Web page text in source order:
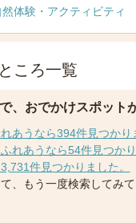
然体験・アクティビティ
ころ一覧
、おでかけスポット
あうなら394件見つかり
れあうなら54件見つかり
件見つかりました。
、もう一度検索してみて